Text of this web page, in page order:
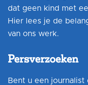
dat geen kind met
Hier lees je de
van ons werk.
Persverzoeken
Bent u een